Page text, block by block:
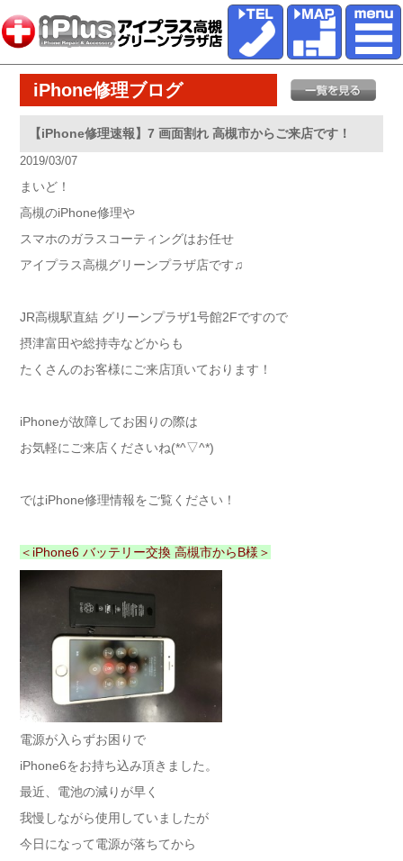
iPhone修理ブログ
【iPhone修理速報】7 画面割れ 高槻市からご来店です！
2019/03/07
まいど！
高槻のiPhone修理や
スマホのガラスコーティングはお任せ
アイプラス高槻グリーンプラザ店です♫
JR高槻駅直結 グリーンプラザ1号館2Fですので
摂津富田や総持寺などからも
たくさんのお客様にご来店頂いております！
iPhoneが故障してお困りの際は
お気軽にご来店くださいね(*^▽^*)
ではiPhone修理情報をご覧ください！
＜iPhone6 バッテリー交換 高槻市からB様＞
電源が入らずお困りで
iPhone6をお持ち込み頂きました。
最近、電池の減りが早く
我慢しながら使用していましたが
今日になって電源が落ちてから